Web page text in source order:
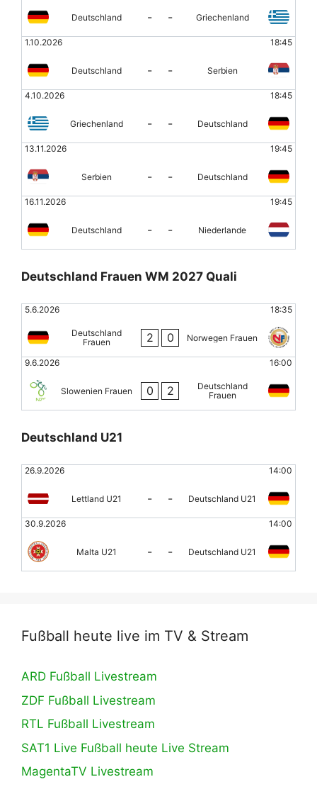
Deutschland - - Griechenland
1.10.2026 18:45
Deutschland - - Serbien
4.10.2026 18:45
Griechenland - - Deutschland
13.11.2026 19:45
Serbien - - Deutschland
16.11.2026 19:45
Deutschland - - Niederlande
Deutschland Frauen WM 2027 Quali
5.6.2026 18:35
Deutschland
Frauen
2 0 Norwegen Frauen
9.6.2026 16:00
Slowenien Frauen 0 2
Deutschland
Frauen
Deutschland U21
26.9.2026 14:00
Lettland U21 - - Deutschland U21
30.9.2026 14:00
Malta U21 - - Deutschland U21
Fußball heute live im TV & Stream
ARD Fußball Livestream
ZDF Fußball Livestream
RTL Fußball Livestream
SAT1 Live Fußball heute Live Stream
MagentaTV Livestream